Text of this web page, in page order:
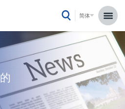
简体